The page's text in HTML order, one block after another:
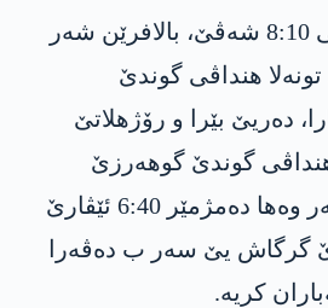
دەمژمێر 6:38 هەیانی 8:10 شەڤێ، بالافرێن شەر
تونەلا هنداڤی گوندێ
دەریێ بێرا و رۆژهلاتێ
گوندێ گوهەرزێ
بۆمبەباران کرینە، هەر وەها دەمژمێر 6:40 ئێڤارێ
گرگاش یێ سەر ب دەڤەرا
کریە.